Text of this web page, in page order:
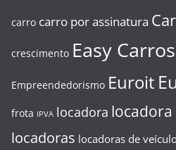
carro carro por assinatura
crescimento Easy Carros
Empreendedorismo Euroit
frota IPVA locadora locadora
locadoras locadoras de